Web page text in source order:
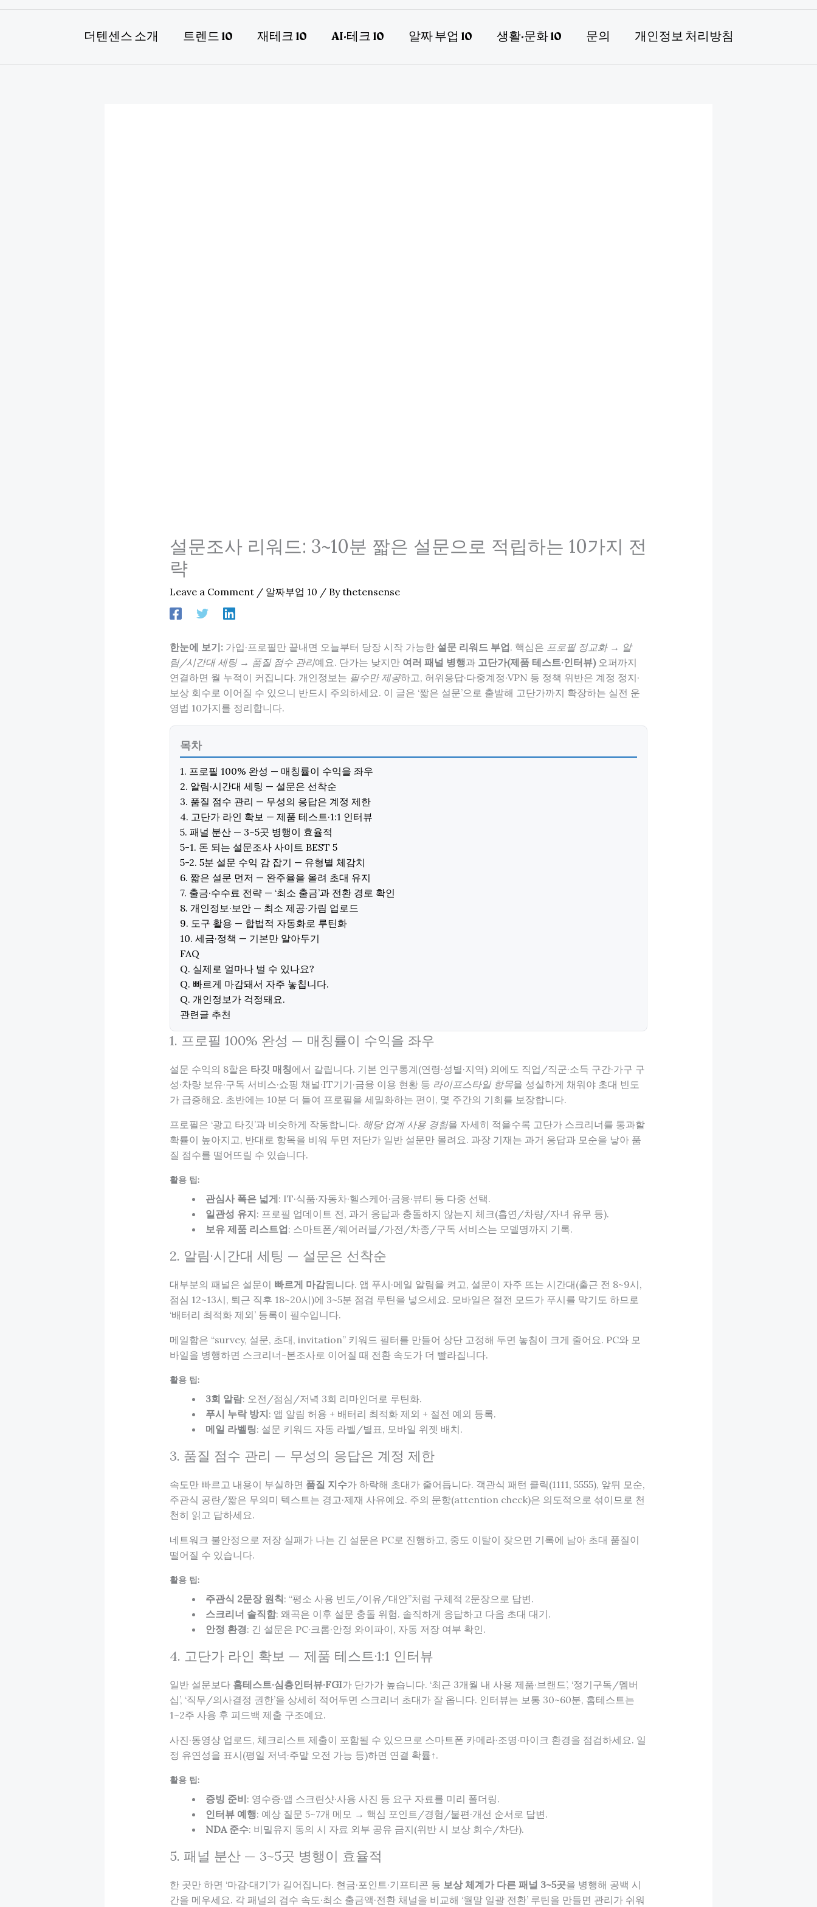
더텐센스 소개 트렌드 10 재테크 10 AI·테크 10 알짜 부업 10 생활·문화 10 문의 개인정보 처리방침
설문조사 리워드: 3~10분 짧은 설문으로 적립하는 10가지 전
략
Leave a Comment / 알짜부업 10 / Bythetensense
한눈에 보기:가입·프로필만 끝내면 오늘부터 당장 시작 가능한 설문 리워드 부업. 핵심은 프로필 정교화 → 알
림/시간대 세팅 → 품질 점수 관리예요. 단가는 낮지만 여러 패널 병행과 고단가(제품 테스트·인터뷰)오퍼까지
연결하면 월 누적이 커집니다. 개인정보는 필수만 제공하고, 허위응답·다중계정·VPN 등 정책 위반은 계정 정지·
보상 회수로 이어질 수 있으니 반드시 주의하세요. 이 글은 ‘짧은 설문’으로 출발해 고단가까지 확장하는 실전 운
영법 10가지를 정리합니다.
목차
1. 프로필 100% 완성 — 매칭률이 수익을 좌우
2. 알림·시간대 세팅 — 설문은 선착순
3. 품질 점수 관리 — 무성의 응답은 계정 제한
4. 고단가 라인 확보 — 제품 테스트·1:1 인터뷰
5. 패널 분산 — 3~5곳 병행이 효율적
5-1. 돈 되는 설문조사 사이트 BEST 5
5-2. 5분 설문 수익 감 잡기 — 유형별 체감치
6. 짧은 설문 먼저 — 완주율을 올려 초대 유지
7. 출금·수수료 전략 — ‘최소 출금’과 전환 경로 확인
8. 개인정보·보안 — 최소 제공·가림 업로드
9. 도구 활용 — 합법적 자동화로 루틴화
10. 세금·정책 — 기본만 알아두기
FAQ
Q. 실제로 얼마나 벌 수 있나요?
Q. 빠르게 마감돼서 자주 놓칩니다.
Q. 개인정보가 걱정돼요.
관련글 추천
1. 프로필 100% 완성 — 매칭률이 수익을 좌우
설문 수익의 8할은 타깃 매칭에서 갈립니다. 기본 인구통계(연령·성별·지역) 외에도 직업/직군·소득 구간·가구 구
성·차량 보유·구독 서비스·쇼핑 채널·IT기기·금융 이용 현황 등 라이프스타일 항목을 성실하게 채워야 초대 빈도
가 급증해요. 초반에는 10분 더 들여 프로필을 세밀화하는 편이, 몇 주간의 기회를 보장합니다.
프로필은 ‘광고 타깃’과 비슷하게 작동합니다. 해당 업계 사용 경험을 자세히 적을수록 고단가 스크리너를 통과할
확률이 높아지고, 반대로 항목을 비워 두면 저단가 일반 설문만 몰려요. 과장 기재는 과거 응답과 모순을 낳아 품
질 점수를 떨어뜨릴 수 있습니다.
활용 팁:
관심사 폭은 넓게: IT·식품·자동차·헬스케어·금융·뷰티 등 다중 선택.
일관성 유지: 프로필 업데이트 전, 과거 응답과 충돌하지 않는지 체크(흡연/차량/자녀 유무 등).
보유 제품 리스트업: 스마트폰/웨어러블/가전/차종/구독 서비스는 모델명까지 기록.
2. 알림·시간대 세팅 — 설문은 선착순
대부분의 패널은 설문이 빠르게 마감됩니다. 앱 푸시·메일 알림을 켜고, 설문이 자주 뜨는 시간대(출근 전 8~9시,
점심 12~13시, 퇴근 직후 18~20시)에 3~5분 점검 루틴을 넣으세요. 모바일은 절전 모드가 푸시를 막기도 하므로
‘배터리 최적화 제외’ 등록이 필수입니다.
메일함은 “survey, 설문, 초대, invitation” 키워드 필터를 만들어 상단 고정해 두면 놓침이 크게 줄어요. PC와 모
바일을 병행하면 스크리너-본조사로 이어질 때 전환 속도가 더 빨라집니다.
활용 팁:
3회 알람: 오전/점심/저녁 3회 리마인더로 루틴화.
푸시 누락 방지: 앱 알림 허용 + 배터리 최적화 제외 + 절전 예외 등록.
메일 라벨링: 설문 키워드 자동 라벨/별표, 모바일 위젯 배치.
3. 품질 점수 관리 — 무성의 응답은 계정 제한
속도만 빠르고 내용이 부실하면 품질 지수가 하락해 초대가 줄어듭니다. 객관식 패턴 클릭(1111, 5555), 앞뒤 모순,
주관식 공란/짧은 무의미 텍스트는 경고·제재 사유예요. 주의 문항(attention check)은 의도적으로 섞이므로 천
천히 읽고 답하세요.
네트워크 불안정으로 저장 실패가 나는 긴 설문은 PC로 진행하고, 중도 이탈이 잦으면 기록에 남아 초대 품질이
떨어질 수 있습니다.
활용 팁:
주관식 2문장 원칙: “평소 사용 빈도/이유/대안”처럼 구체적 2문장으로 답변.
스크리너 솔직함: 왜곡은 이후 설문 충돌 위험. 솔직하게 응답하고 다음 초대 대기.
안정 환경: 긴 설문은 PC·크롬·안정 와이파이, 자동 저장 여부 확인.
4. 고단가 라인 확보 — 제품 테스트·1:1 인터뷰
일반 설문보다 홈테스트·심층인터뷰·FGI가 단가가 높습니다. ‘최근 3개월 내 사용 제품·브랜드’, ‘정기구독/멤버
십’, ‘직무/의사결정 권한’을 상세히 적어두면 스크리너 초대가 잘 옵니다. 인터뷰는 보통 30~60분, 홈테스트는
1~2주 사용 후 피드백 제출 구조예요.
사진·동영상 업로드, 체크리스트 제출이 포함될 수 있으므로 스마트폰 카메라·조명·마이크 환경을 점검하세요. 일
정 유연성을 표시(평일 저녁·주말 오전 가능 등)하면 연결 확률↑.
활용 팁:
증빙 준비: 영수증·앱 스크린샷·사용 사진 등 요구 자료를 미리 폴더링.
인터뷰 예행: 예상 질문 5~7개 메모 → 핵심 포인트/경험/불편·개선 순서로 답변.
NDA 준수: 비밀유지 동의 시 자료 외부 공유 금지(위반 시 보상 회수/차단).
5. 패널 분산 — 3~5곳 병행이 효율적
한 곳만 하면 ‘마감·대기’가 길어집니다. 현금·포인트·기프티콘 등 보상 체계가 다른 패널 3~5곳을 병행해 공백 시
간을 메우세요. 각 패널의 검수 속도·최소 출금액·전환 채널을 비교해 ‘월말 일괄 전환’ 루틴을 만들면 관리가 쉬워